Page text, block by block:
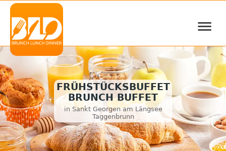
≡
FRÜHSTÜCKSBUFFET
BRUNCH BUFFET
in Sankt Georgen am Längsee
Taggenbrunn